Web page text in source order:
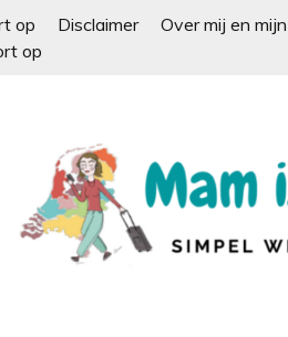
op Disclaimer Over mij en
op